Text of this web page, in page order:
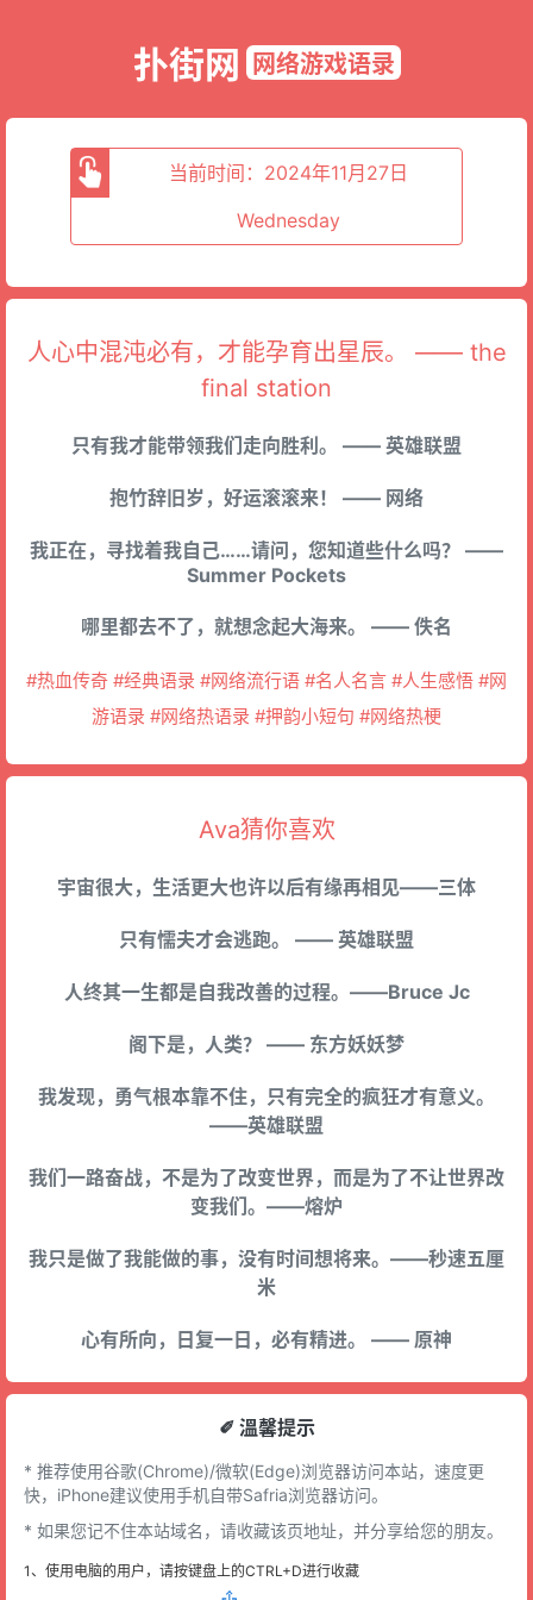
扑街网 网络游戏语录
当前时间：2024年11月27日
Wednesday
人心中混沌必有，才能孕育出星辰。 —— the
final station
只有我才能带领我们走向胜利。 —— 英雄联盟
抱竹辞旧岁，好运滚滚来！ —— 网络
我正在，寻找着我自己……请问，您知道些什么吗？ ——
Summer Pockets
哪里都去不了，就想念起大海来。 —— 佚名
#热血传奇 #经典语录 #网络流行语 #名人名言 #人生感悟 #网
游语录 #网络热语录 #押韵小短句 #网络热梗
Ava猜你喜欢
宇宙很大，生活更大也许以后有缘再相见——三体
只有懦夫才会逃跑。 —— 英雄联盟
人终其一生都是自我改善的过程。——Bruce Jc
阁下是，人类？ —— 东方妖妖梦
我发现，勇气根本靠不住，只有完全的疯狂才有意义。
——英雄联盟
我们一路奋战，不是为了改变世界，而是为了不让世界改
变我们。——熔炉
我只是做了我能做的事，没有时间想将来。——秒速五厘
米
心有所向，日复一日，必有精进。 —— 原神
✐ 溫馨提示
* 推荐使用谷歌(Chrome)/微软(Edge)浏览器访问本站，速度更
快，iPhone建议使用手机自带Safria浏览器访问。
* 如果您记不住本站域名，请收藏该页地址，并分享给您的朋友。
1、使用电脑的用户，请按键盘上的CTRL+D进行收藏